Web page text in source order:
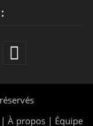
À propos | Équipe